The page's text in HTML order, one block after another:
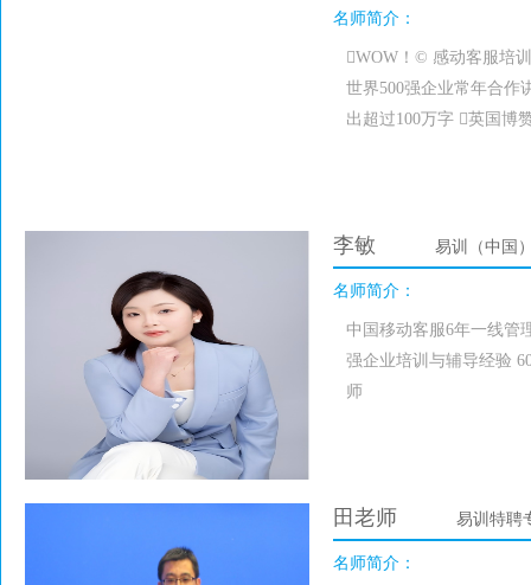
名师简介：
WOW！© 感动客服培
世界500强企业常年合作
出超过100万字 英国博
李敏 易训（中国
名师简介：
中国移动客服6年一线管
强企业培训与辅导经验
师
田老师 易训特聘
名师简介：